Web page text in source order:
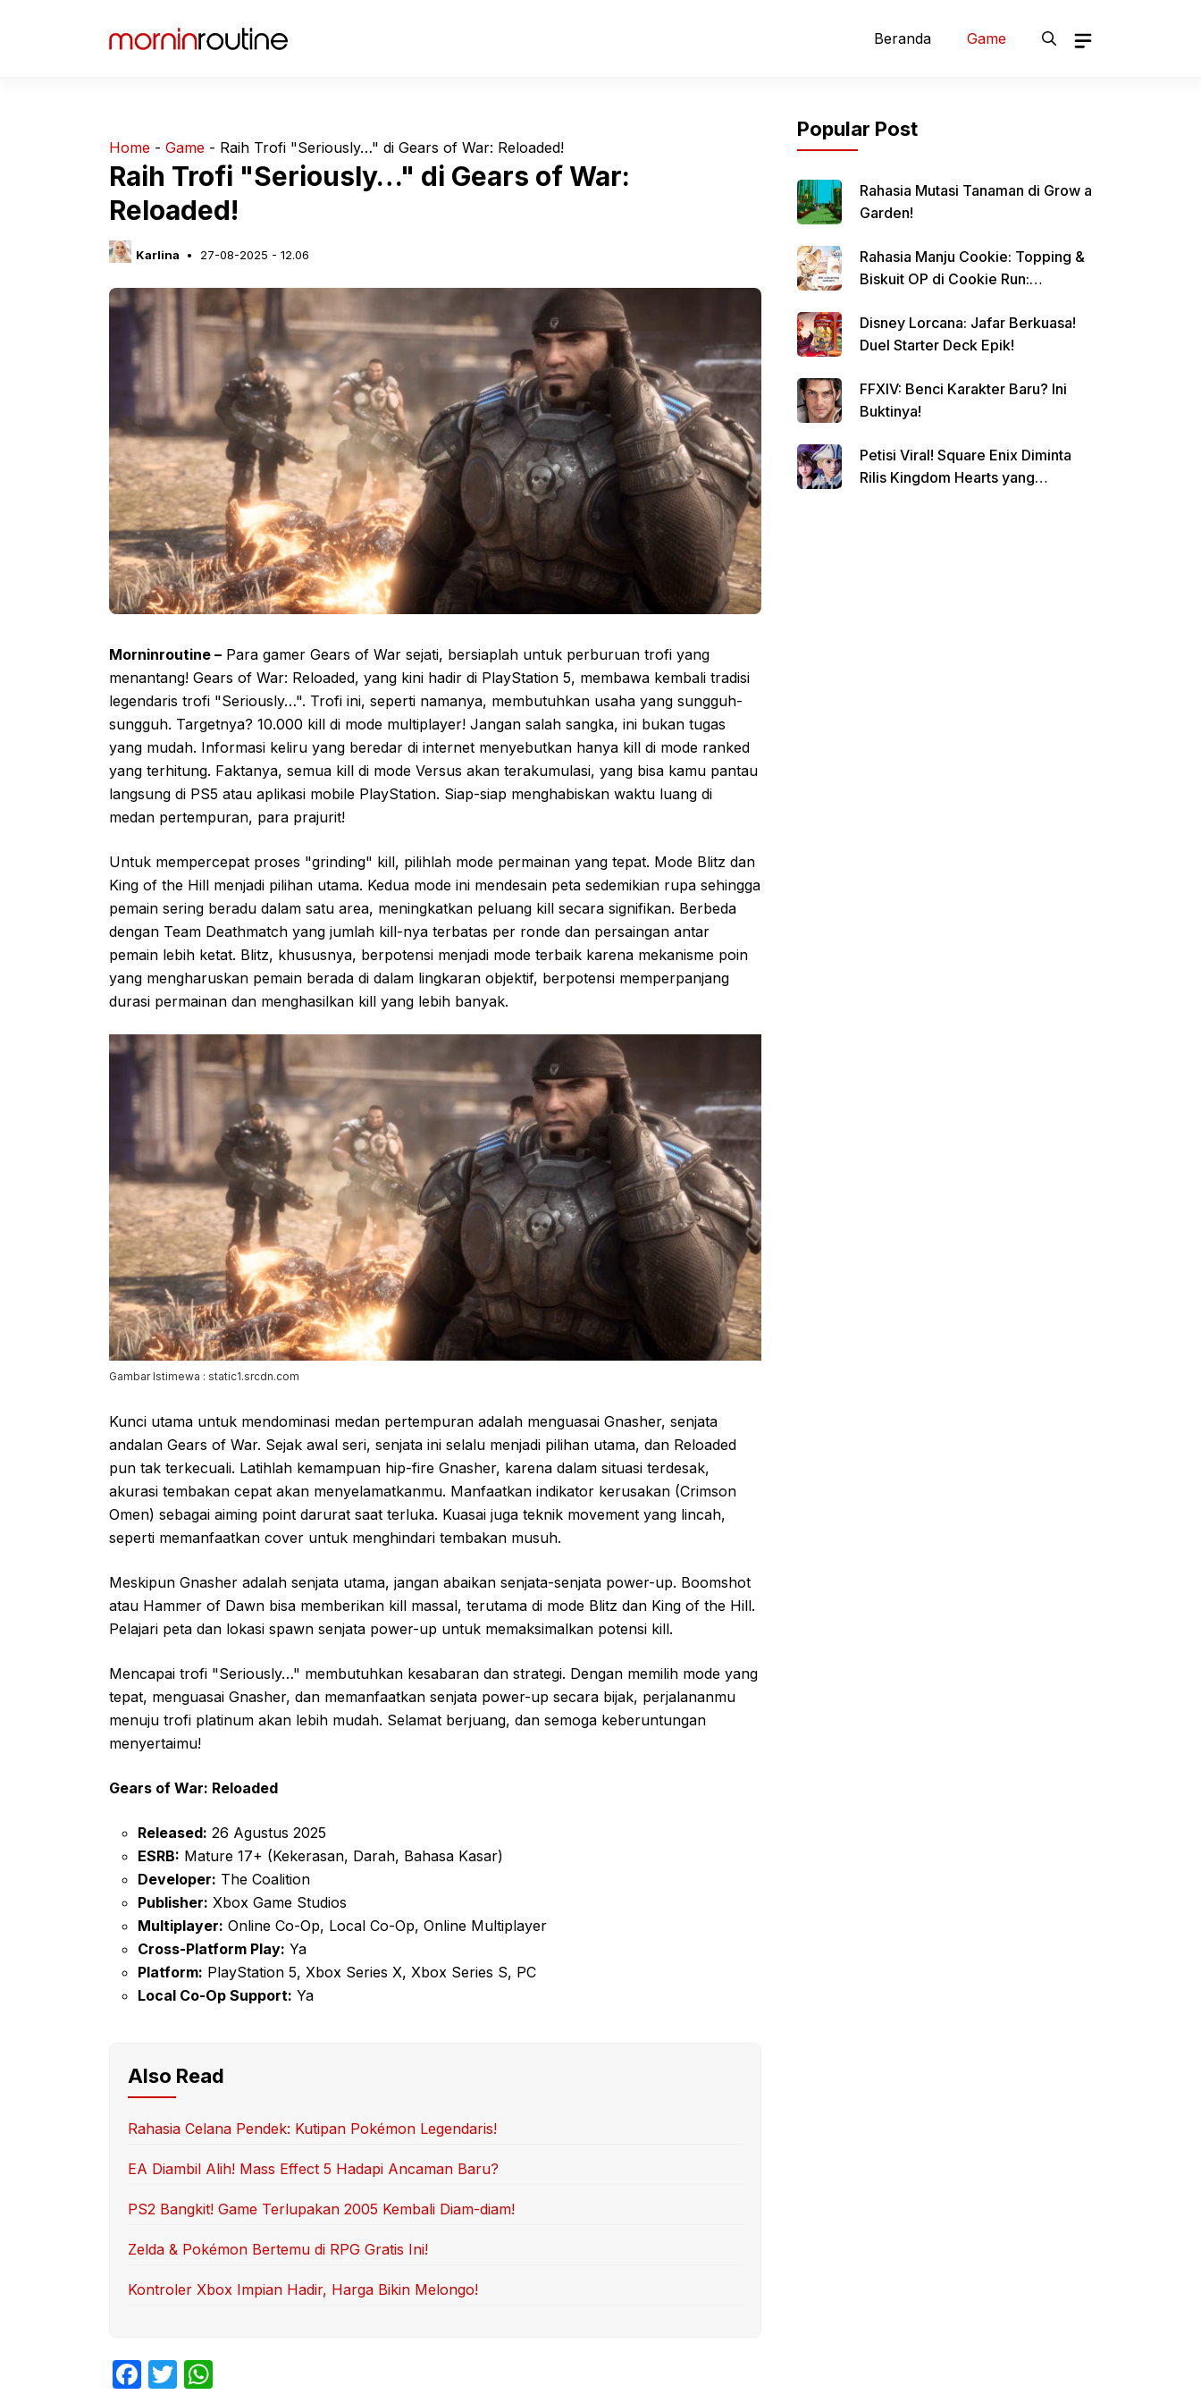
Beranda Game
Home - Game - Raih Trofi "Seriously…" di Gears of War: Reloaded!
Raih Trofi "Seriously…" di Gears of War:
Reloaded!
Karlina 27-08-2025 - 12.06
Morninroutine – Para gamer Gears of War sejati, bersiaplah untuk perburuan trofi yang
menantang! Gears of War: Reloaded, yang kini hadir di PlayStation 5, membawa kembali tradisi
legendaris trofi "Seriously…". Trofi ini, seperti namanya, membutuhkan usaha yang sungguh-
sungguh. Targetnya? 10.000 kill di mode multiplayer! Jangan salah sangka, ini bukan tugas
yang mudah. Informasi keliru yang beredar di internet menyebutkan hanya kill di mode ranked
yang terhitung. Faktanya, semua kill di mode Versus akan terakumulasi, yang bisa kamu pantau
langsung di PS5 atau aplikasi mobile PlayStation. Siap-siap menghabiskan waktu luang di
medan pertempuran, para prajurit!
Untuk mempercepat proses "grinding" kill, pilihlah mode permainan yang tepat. Mode Blitz dan
King of the Hill menjadi pilihan utama. Kedua mode ini mendesain peta sedemikian rupa sehingga
pemain sering beradu dalam satu area, meningkatkan peluang kill secara signifikan. Berbeda
dengan Team Deathmatch yang jumlah kill-nya terbatas per ronde dan persaingan antar
pemain lebih ketat. Blitz, khususnya, berpotensi menjadi mode terbaik karena mekanisme poin
yang mengharuskan pemain berada di dalam lingkaran objektif, berpotensi memperpanjang
durasi permainan dan menghasilkan kill yang lebih banyak.
Gambar Istimewa : static1.srcdn.com
Kunci utama untuk mendominasi medan pertempuran adalah menguasai Gnasher, senjata
andalan Gears of War. Sejak awal seri, senjata ini selalu menjadi pilihan utama, dan Reloaded
pun tak terkecuali. Latihlah kemampuan hip-fire Gnasher, karena dalam situasi terdesak,
akurasi tembakan cepat akan menyelamatkanmu. Manfaatkan indikator kerusakan (Crimson
Omen) sebagai aiming point darurat saat terluka. Kuasai juga teknik movement yang lincah,
seperti memanfaatkan cover untuk menghindari tembakan musuh.
Meskipun Gnasher adalah senjata utama, jangan abaikan senjata-senjata power-up. Boomshot
atau Hammer of Dawn bisa memberikan kill massal, terutama di mode Blitz dan King of the Hill.
Pelajari peta dan lokasi spawn senjata power-up untuk memaksimalkan potensi kill.
Mencapai trofi "Seriously…" membutuhkan kesabaran dan strategi. Dengan memilih mode yang
tepat, menguasai Gnasher, dan memanfaatkan senjata power-up secara bijak, perjalananmu
menuju trofi platinum akan lebih mudah. Selamat berjuang, dan semoga keberuntungan
menyertaimu!
Gears of War: Reloaded
Released: 26 Agustus 2025
ESRB: Mature 17+ (Kekerasan, Darah, Bahasa Kasar)
Developer: The Coalition
Publisher: Xbox Game Studios
Multiplayer: Online Co-Op, Local Co-Op, Online Multiplayer
Cross-Platform Play: Ya
Platform: PlayStation 5, Xbox Series X, Xbox Series S, PC
Local Co-Op Support: Ya
Also Read
Rahasia Celana Pendek: Kutipan Pokémon Legendaris!
EA Diambil Alih! Mass Effect 5 Hadapi Ancaman Baru?
PS2 Bangkit! Game Terlupakan 2005 Kembali Diam-diam!
Zelda & Pokémon Bertemu di RPG Gratis Ini!
Kontroler Xbox Impian Hadir, Harga Bikin Melongo!
F
T
Popular Post
Rahasia Mutasi Tanaman di Grow a
Garden!
Rahasia Manju Cookie: Topping &
Biskuit OP di Cookie Run:
Disney Lorcana: Jafar Berkuasa!
Duel Starter Deck Epik!
FFXIV: Benci Karakter Baru? Ini
Buktinya!
Petisi Viral! Square Enix Diminta
Rilis Kingdom Hearts yang